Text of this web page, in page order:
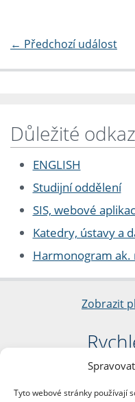
Tyto webové stránky používají
← Předchozí událost
Důležité
ENGLISH
Studijní oddělení
SIS, webové
Katedry, ústavy a
Harmonogram ak.
Zobrazit
nám.